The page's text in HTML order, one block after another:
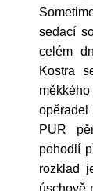
sedací
celém
Kostra
opěradel
PUR
pohodlí
rozklad
úschově